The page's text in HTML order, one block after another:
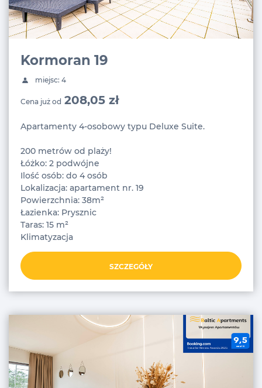
Kormoran 19
miejsc: 4
Cena już od 208,05 zł
Apartamenty 4-osobowy typu Deluxe Suite.
200 metrów od plaży!
Łóżko: 2 podwójne
Ilość osób: do 4 osób
Lokalizacja: apartament nr. 19
Powierzchnia: 38m²
Łazienka: Prysznic
Taras: 15 m²
Klimatyzacja
SZCZEGÓŁY